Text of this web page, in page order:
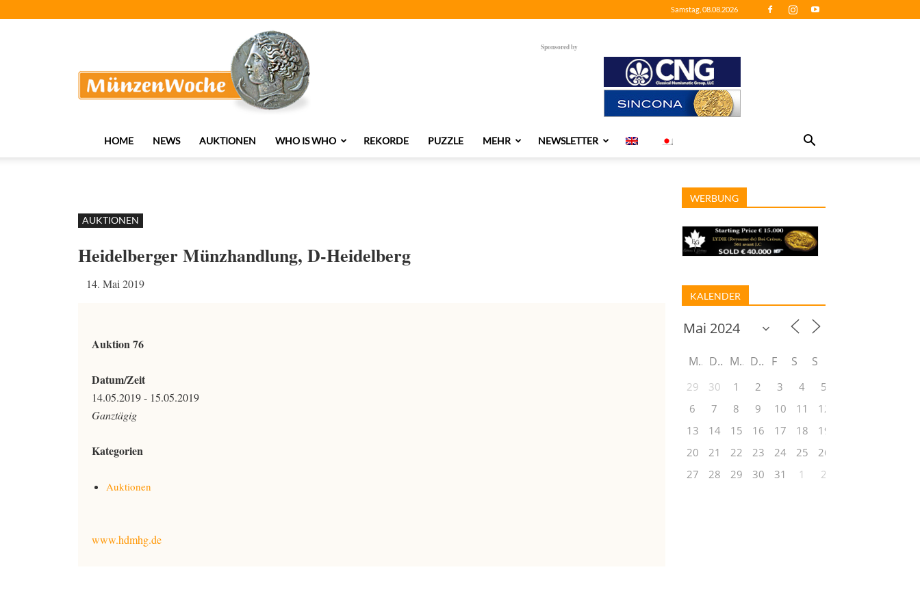
Samstag, 08.08.2026
Sponsored by
HOME NEWS AUKTIONEN WHO IS WHO REKORDE PUZZLE MEHR NEWSLETTER
AUKTIONEN
Heidelberger Münzhandlung, D-Heidelberg
14. Mai 2019
Auktion 76
Datum/Zeit
14.05.2019 - 15.05.2019
Ganztägig
Kategorien
Auktionen
www.hdmhg.de
WERBUNG
KALENDER
M D M D F S S
29 30 1 2 3 4
5
6
7 8 9 10 11
12
13
14 15 16 17 18
19
20
21 22 23 24 25
26
27
28 29 30 31 1 2